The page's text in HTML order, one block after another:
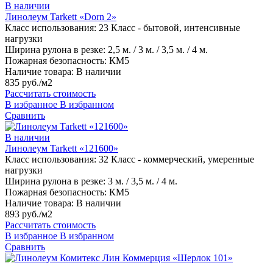
В наличии
Линолеум Tarkett «Dorn 2»
Класс использования: 23 Класс - бытовой, интенсивные
нагрузки
Ширина рулона в резке: 2,5 м. / 3 м. / 3,5 м. / 4 м.
Пожарная безопасность: КМ5
Наличие товара: В наличии
835 руб./м2
Рассчитать стоимость
В избранное В избранном
Сравнить
В наличии
Линолеум Tarkett «121600»
Класс использования: 32 Класс - коммерческий, умеренные
нагрузки
Ширина рулона в резке: 3 м. / 3,5 м. / 4 м.
Пожарная безопасность: КМ5
Наличие товара: В наличии
893 руб./м2
Рассчитать стоимость
В избранное В избранном
Сравнить